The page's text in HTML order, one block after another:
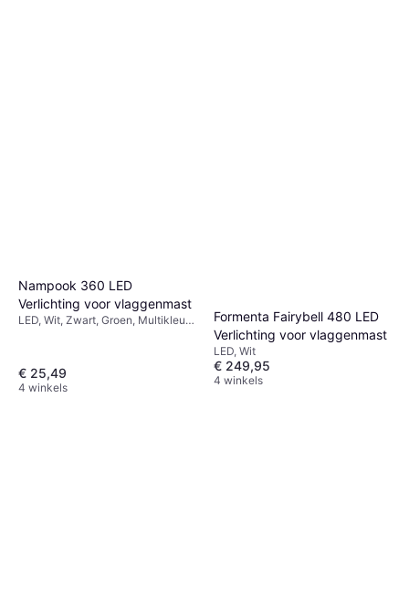
Nampook 360 LED
Verlichting voor vlaggenmast
LED, Wit, Zwart, Groen, Multikleur,
€ 25,49
4 winkels
Formenta Fairybell 480 LED
Verlichting voor vlaggenmast
LED, Wit
€ 249,95
4 winkels